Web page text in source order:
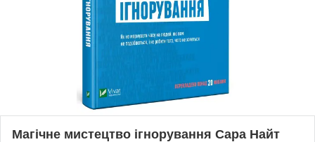
Магічне мистецтво ігнорування Сара Найт